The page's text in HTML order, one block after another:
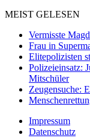
MEIST GELESEN
Vermisste
Frau in
Elitepolizisten
Polizeieinsatz:
Mitschüler
Zeugensuche:
Impressum
Datenschutz